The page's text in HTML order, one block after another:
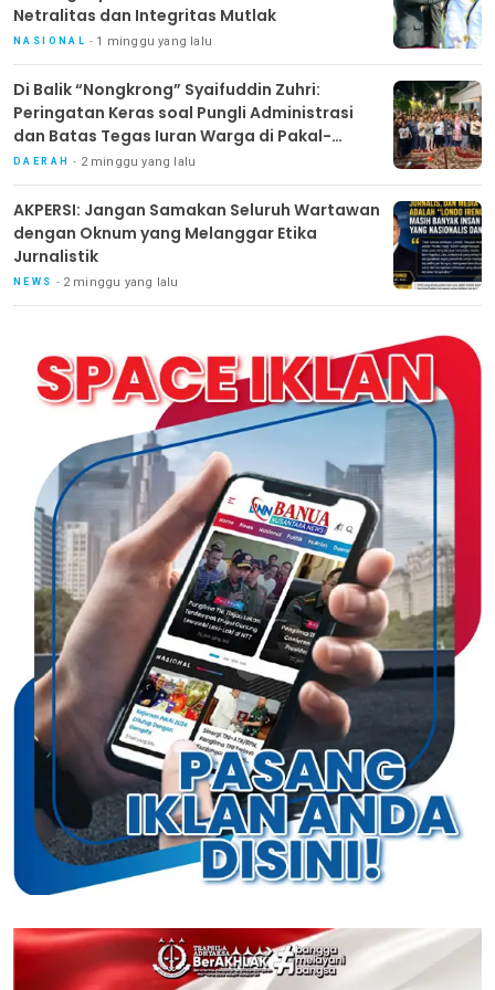
Netralitas dan Integritas Mutlak
NASIONAL 1 minggu yang lalu
Di Balik “Nongkrong” Syaifuddin Zuhri:
Peringatan Keras soal Pungli Administrasi
dan Batas Tegas Iuran Warga di Pakal-
Benowo
DAERAH 2 minggu yang lalu
AKPERSI: Jangan Samakan Seluruh Wartawan
dengan Oknum yang Melanggar Etika
Jurnalistik
NEWS 2 minggu yang lalu